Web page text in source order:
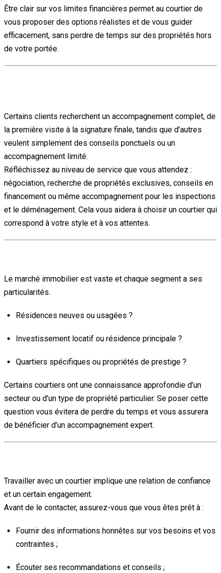
Être clair sur vos limites financières permet au courtier de
vous proposer des options réalistes et de vous guider
efficacement, sans perdre de temps sur des propriétés hors
de votre portée.
Certains clients recherchent un accompagnement complet, de
la première visite à la signature finale, tandis que d’autres
veulent simplement des conseils ponctuels ou un
accompagnement limité.
Réfléchissez au niveau de service que vous attendez :
négociation, recherche de propriétés exclusives, conseils en
financement ou même accompagnement pour les inspections
et le déménagement. Cela vous aidera à choisir un courtier qui
correspond à votre style et à vos attentes.
Le marché immobilier est vaste et chaque segment a ses
particularités.
Résidences neuves ou usagées ?
Investissement locatif ou résidence principale ?
Quartiers spécifiques ou propriétés de prestige ?
Certains courtiers ont une connaissance approfondie d’un
secteur ou d’un type de propriété particulier. Se poser cette
question vous évitera de perdre du temps et vous assurera
de bénéficier d’un accompagnement expert.
Travailler avec un courtier implique une relation de confiance
et un certain engagement.
Avant de le contacter, assurez-vous que vous êtes prêt à :
Fournir des informations honnêtes sur vos besoins et vos
contraintes ;
Écouter ses recommandations et conseils ;